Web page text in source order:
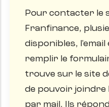
Pour contacter le
Franfinance,
disponibles,
remplir le
trouve sur le site
de pouvoir joindre
par mail. Ils